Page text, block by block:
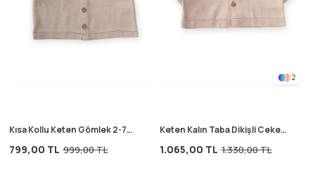
Kısa Kollu Keten Gömlek 2-7
799,00 TL 999,00 TL
2
Keten Kalın Taba Dikişli Ceket
1.065,00 TL 1.330,00 TL